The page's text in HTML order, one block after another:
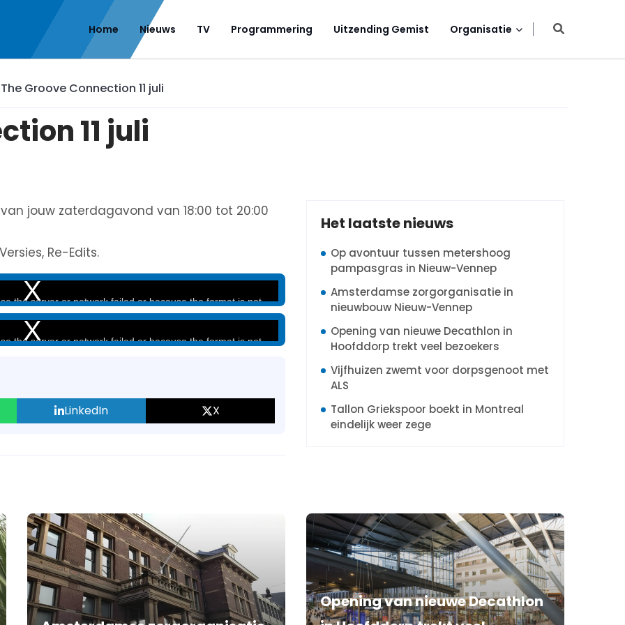
Home Nieuws TV Programmering Uitzending Gemist Organisatie
The Groove Connection 11 juli
11 juli
jouw zaterdagavond van 18:00 tot 20:00
Re-Edits.
the server or network failed or because the format is not
supported.
the server or network failed or because the format is not
LinkedIn X
Het laatste nieuws
Op avontuur tussen metershoog
pampasgras in Nieuw-Vennep
Amsterdamse zorgorganisatie in
nieuwbouw Nieuw-Vennep
Opening van nieuwe Decathlon in
Hoofddorp trekt veel bezoekers
Vijfhuizen zwemt voor dorpsgenoot met
ALS
Tallon Griekspoor boekt in Montreal
eindelijk weer zege
Opening van nieuwe Decathlon